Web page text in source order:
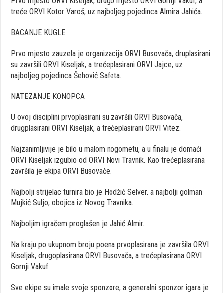
treće ORVI Kotor Varoš, uz najboljeg pojedinca Almira Jahića.
BACANJE KUGLE
Prvo mjesto zauzela je organizacija ORVI Busovača, druplasirani
su završili ORVI Kiseljak, a trećeplasirani ORVI Jajce, uz
najboljeg pojedinca Šehović Safeta.
NATEZANJE KONOPCA
U ovoj disciplini prvoplasirani su završili ORVI Busovača,
drugplasirani ORVI Kiseljak, a trećeplasirani ORVI Vitez.
Najzanimljivije je bilo u malom nogometu, a u finalu je domaći
ORVI Kiseljak izgubio od ORVI Novi Travnik. Kao trećeplasirana
završila je ekipa ORVI Busovače.
Najbolji strijelac turnira bio je Hodžić Selver, a najbolji golman
Mujkić Suljo, obojica iz Novog Travnika.
Najboljim igračem proglašen je Jahić Almir.
Na kraju po ukupnom broju poena prvoplasirana je završila ORVI
Kiseljak, drugoplasirana ORVI Busovača, a trećeplasirana ORVI
Gornji Vakuf.
Sve ekipe su imale svoje sponzore, a generalni sponzor igara je